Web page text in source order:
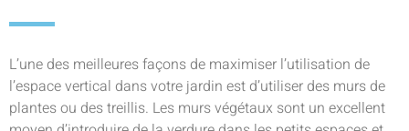
L’une des meilleures façons de maximiser l’utilisation de
l’espace vertical dans votre jardin est d’utiliser des murs de
plantes ou des treillis. Les murs végétaux sont un excellent